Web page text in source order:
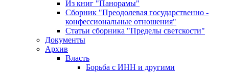
Из книг "Панорамы"
Сборник "Преодолевая государственно -
конфессиональные отношения"
Статьи сборника "Пределы светскости"
Документы
Архив
Власть
Борьба с ИНН и другими